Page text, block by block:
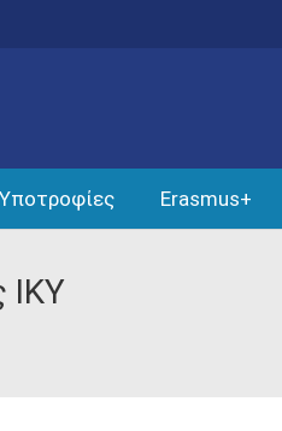
Υποτροφίες Erasmus+
ΙΚΥ